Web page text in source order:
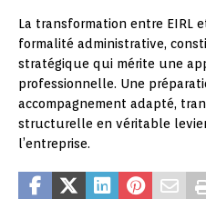
La transformation entre EIRL
formalité administrative,
stratégique qui mérite une
professionnelle. Une
accompagnement adapté,
structurelle en véritable
l’entreprise.